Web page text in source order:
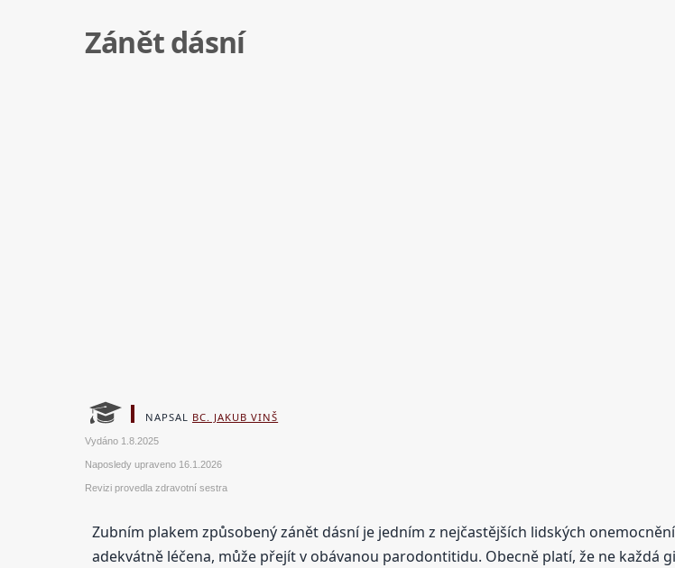
Zánět dásní
NAPSAL BC. JAKUB VINŠ
Vydáno 1.8.2025
Naposledy upraveno 16.1.2026
Revizi provedla zdravotní sestra
Zubním plakem způsobený zánět dásní je jedním z nejčastějších lidských
adekvátně léčena, může přejít v obávanou parodontitidu. Obecně platí, že ne